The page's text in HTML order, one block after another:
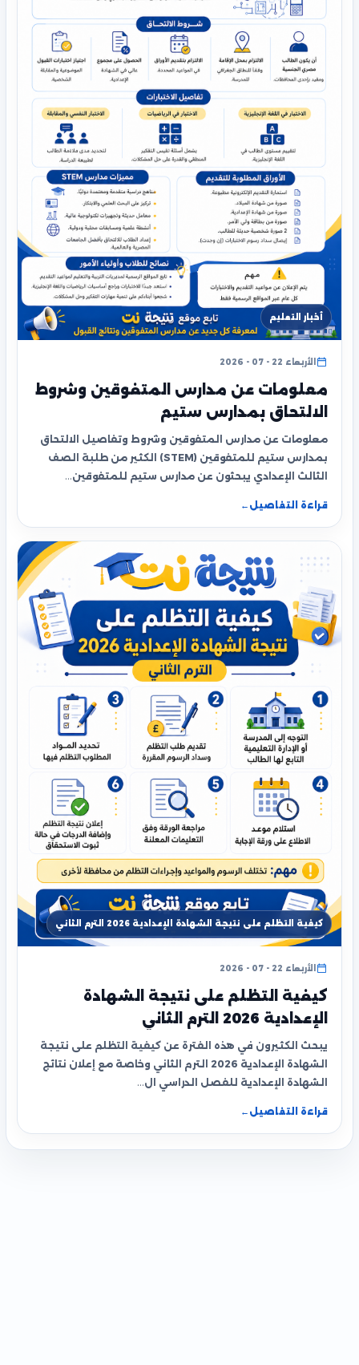
أخبار التعليم
الأربعاء 22 - 07 - 2026
معلومات عن مدارس المتفوقين وشروط
الالتحاق بمدارس ستيم
معلومات عن مدارس المتفوقين وشروط وتفاصيل الالتحاق
بمدارس ستيم للمتفوقين (STEM) الكثير من طلبة الصف
الثالث الإعدادي يبحثون عن مدارس ستيم للمتفوقين…
قراءة التفاصيل ←
كيفية التظلم على نتيجة الشهادة الإعدادية 2026 الترم الثاني
الأربعاء 22 - 07 - 2026
كيفية التظلم على نتيجة الشهادة
الإعدادية 2026 الترم الثاني
يبحث الكثيرون في هذه الفترة عن كيفية التظلم على نتيجة
الشهادة الإعدادية 2026 الترم الثاني وخاصة مع إعلان نتائج
الشهادة الإعدادية للفصل الدراسي ال…
قراءة التفاصيل ←